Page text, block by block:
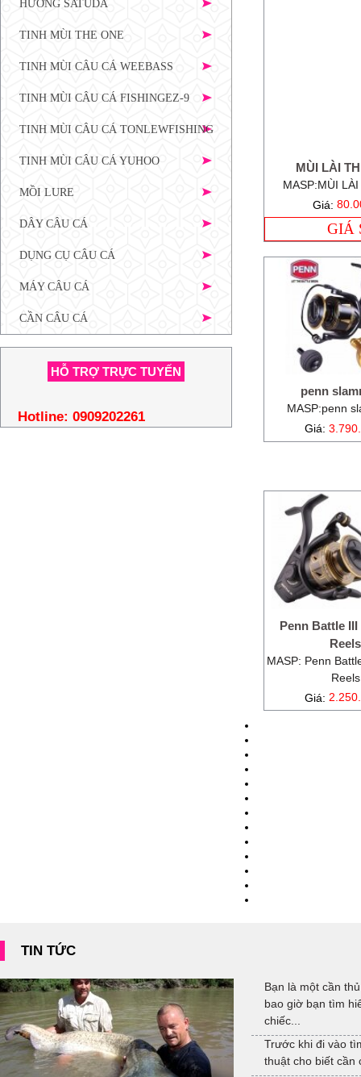
MÙI LÀI
MASP:MÙI
Giá:
GIÁ
penn
MASP:penn
Giá:
Penn Battle
Reels
MASP: Penn
Reels
Giá:
HƯƠNG SATUDA
TINH MÙI THE ONE
TINH MÙI CÂU CÁ WEEBASS
TINH MÙI CÂU CÁ FISHINGEZ-9
TINH MÙI CÂU CÁ TONLEWFISHING
TINH MÙI CÂU CÁ YUHOO
MỒI LURE
DÂY CÂU CÁ
DỤNG CỤ CÂU CÁ
MÁY CÂU CÁ
CẦN CÂU CÁ
HỖ TRỢ TRỰC TUYẾN
Hotline: 0909202261
TIN TỨC
Bạn là một cần
bao giờ bạn tìm
chiếc...
Trước khi đi vào
thuật cho biết cần